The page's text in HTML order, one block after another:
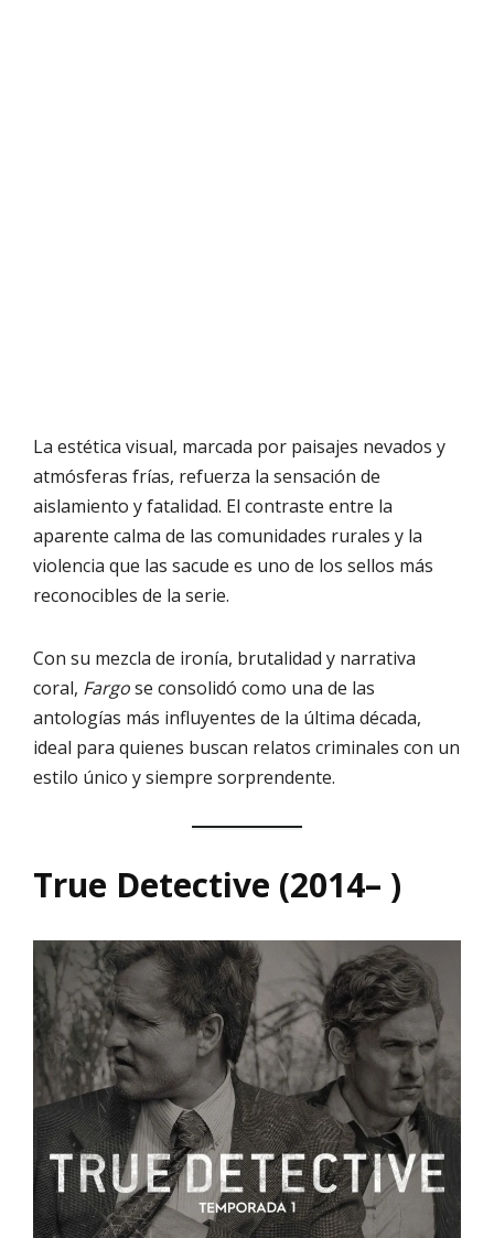
La estética visual, marcada por paisajes nevados y
atmósferas frías, refuerza la sensación de
aislamiento y fatalidad. El contraste entre la
aparente calma de las comunidades rurales y la
violencia que las sacude es uno de los sellos más
reconocibles de la serie.
Con su mezcla de ironía, brutalidad y narrativa
coral, Fargose consolidó como una de las
antologías más influyentes de la última década,
ideal para quienes buscan relatos criminales con un
estilo único y siempre sorprendente.
True Detective (2014– )